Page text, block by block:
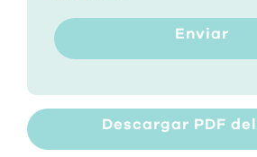
Enviar
Descargar PDF